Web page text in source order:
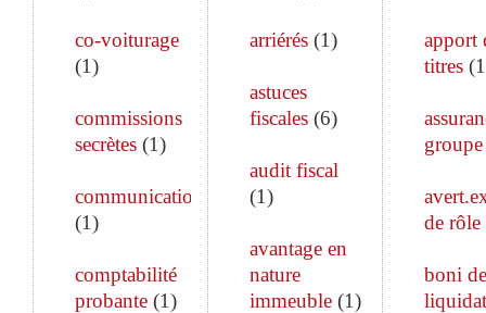
co-voiturage
(1)
commissions
secrètes (1)
communication
(1)
comptabilité
probante (1)
arriérés(1)
astuces
fiscales(6)
audit fiscal
(1)
avantage en
nature
immeuble(1)
apport
titres(1
groupe
de rôle
boni de